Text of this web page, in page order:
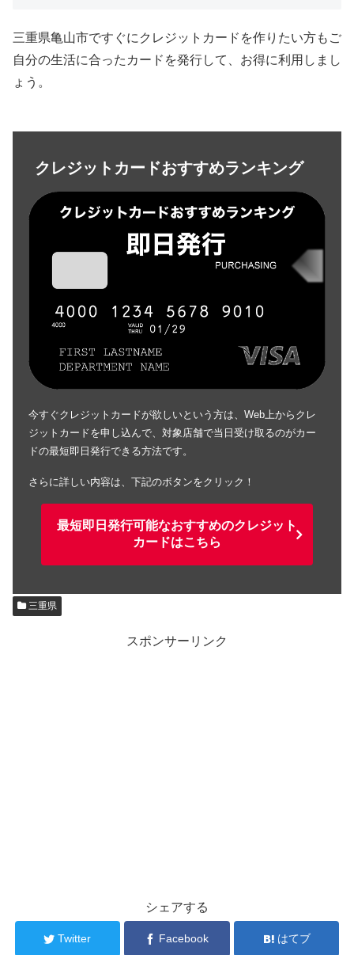
三重県亀山市ですぐにクレジットカードを作りたい方もご
自分の生活に合ったカードを発行して、お得に利用しまし
ょう。
クレジットカードおすすめランキング
今すぐクレジットカードが欲しいという方は、Web上からクレ
ジットカードを申し込んで、対象店舗で当日受け取るのがカー
ドの最短即日発行できる方法です。
さらに詳しい内容は、下記のボタンをクリック！
最短即日発行可能なおすすめのクレジット
カードはこちら
三重県
スポンサーリンク
シェアする
Twitter Facebook はてブ